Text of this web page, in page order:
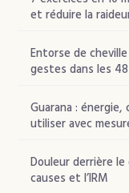
et réduire la
Entorse de
gestes dans les
Guarana :
utiliser avec
Douleur derrière
causes et l’IRM